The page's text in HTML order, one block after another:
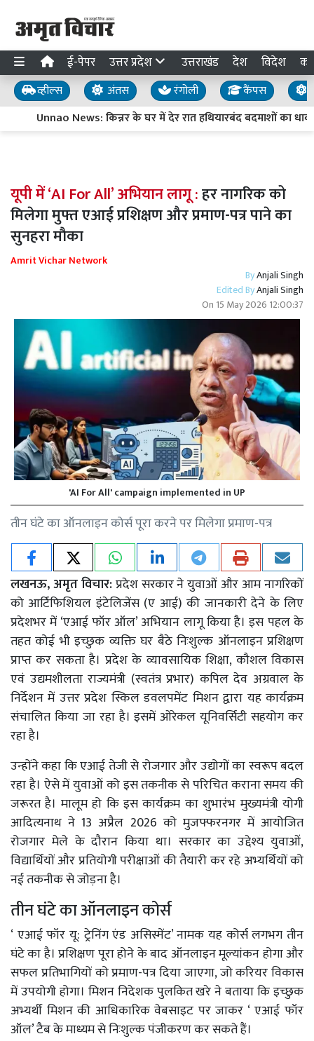
ई-पेपर उत्तर प्रदेश उत्तराखंड देश विदेश
व्हील्स अंतस रंगोली कैंपस
Unnao News: किन्नर के घर में देर रात हथियारबंद बदमाशों का
यूपी में ‘AI For All’ अभियान लागू :हर नागरिक को
मिलेगा मुफ्त एआई प्रशिक्षण और प्रमाण-पत्र पाने का
सुनहरा मौका
Amrit Vichar Network
ByAnjali Singh
Edited ByAnjali Singh
On 15 May 2026 12:00:37
'AI For All' campaign implemented in UP
तीन घंटे का ऑनलाइन कोर्स पूरा करने पर मिलेगा प्रमाण-पत्र
लखनऊ, अमृत विचार:प्रदेश सरकार ने युवाओं और आम नागरिकों
को आर्टिफिशियल इंटेलिजेंस (ए आई) की जानकारी देने के लिए
प्रदेशभर में ‘एआई फॉर ऑल’ अभियान लागू किया है। इस पहल के
तहत कोई भी इच्छुक व्यक्ति घर बैठे निःशुल्क ऑनलाइन प्रशिक्षण
प्राप्त कर सकता है। प्रदेश के व्यावसायिक शिक्षा, कौशल विकास
एवं उद्यमशीलता राज्यमंत्री (स्वतंत्र प्रभार) कपिल देव अग्रवाल के
निर्देशन में उत्तर प्रदेश स्किल डवलपमेंट मिशन द्वारा यह कार्यक्रम
संचालित किया जा रहा है। इसमें ओरेकल यूनिवर्सिटी सहयोग कर
रहा है।
उन्होंने कहा कि एआई तेजी से रोजगार और उद्योगों का स्वरूप बदल
रहा है। ऐसे में युवाओं को इस तकनीक से परिचित कराना समय की
जरूरत है। मालूम हो कि इस कार्यक्रम का शुभारंभ मुख्यमंत्री योगी
आदित्यनाथ ने 13 अप्रैल 2026 को मुजफ्फरनगर में आयोजित
रोजगार मेले के दौरान किया था। सरकार का उद्देश्य युवाओं,
विद्यार्थियों और प्रतियोगी परीक्षाओं की तैयारी कर रहे अभ्यर्थियों को
नई तकनीक से जोड़ना है।
तीन घंटे का ऑनलाइन कोर्स
‘ एआई फॉर यू: ट्रेनिंग एंड असिस्मेंट’ नामक यह कोर्स लगभग तीन
घंटे का है। प्रशिक्षण पूरा होने के बाद ऑनलाइन मूल्यांकन होगा और
सफल प्रतिभागियों को प्रमाण-पत्र दिया जाएगा, जो करियर विकास
में उपयोगी होगा। मिशन निदेशक पुलकित खरे ने बताया कि इच्छुक
अभ्यर्थी मिशन की आधिकारिक वेबसाइट पर जाकर ‘ एआई फॉर
ऑल’ टैब के माध्यम से निःशुल्क पंजीकरण कर सकते हैं।